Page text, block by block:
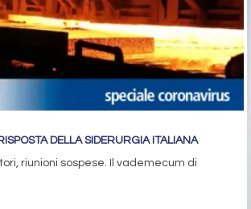
DELLA SIDERURGIA ITALIANA
riunioni sospese. Il vademecum di